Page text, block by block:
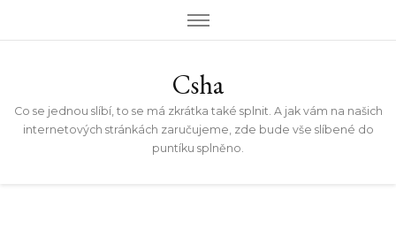
Csha
Co se jednou slíbí, to se má zkrátka také splnit. A jak vám na našich
internetových stránkách zaručujeme, zde bude vše slíbené do
puntíku splněno.